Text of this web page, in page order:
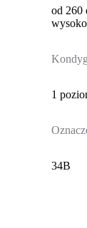
od 260
1
34B